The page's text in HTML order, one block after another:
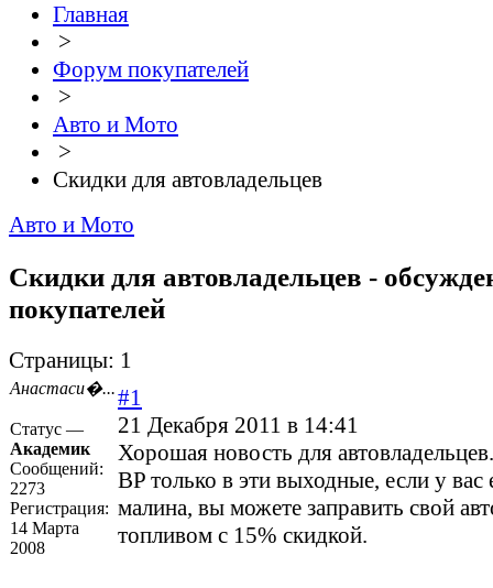
Главная
>
Форум покупателей
>
Авто и Мото
>
Скидки для автовладельцев
Авто и Мото
Скидки для автовладельцев -
покупателей
Страницы: 1
Анастаси�...
Статус —
Академик
Сообщений:
2273
Регистрация:
14 Марта
2008
#1
21 Декабря 2011 в 14:41
Хорошая новость для
BP только в эти выходные, если у вас
малина, вы можете заправить свой
топливом с 15% скидкой.